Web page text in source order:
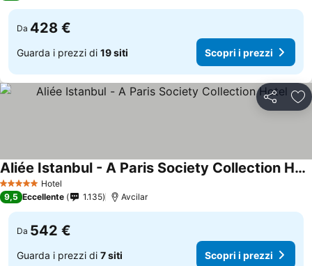
Da 428 €
Guarda i prezzi di 19 siti Scopri i prezzi
Condividi
5 Stelle Hotel
Aliée Istanbul - A Paris Society Collection Hotel
Scopri i prezzi
9,5 Eccellente 1.135 Avcilar
Da 542 €
Guarda i prezzi di 7 siti Scopri i prezzi